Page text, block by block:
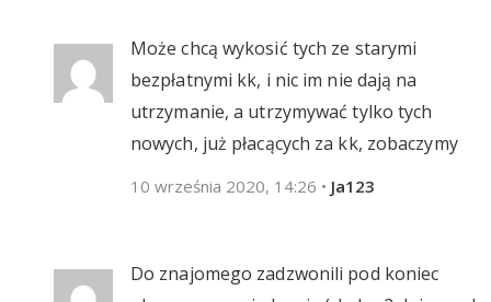
Może chcą wykosić tych ze starymi
bezpłatnymi kk, i nic im nie dają na
utrzymanie, a utrzymywać tylko tych
nowych, już płacących za kk, zobaczymy
10 września 2020, 14:26 • Ja123
Do znajomego zadzwonili pod koniec